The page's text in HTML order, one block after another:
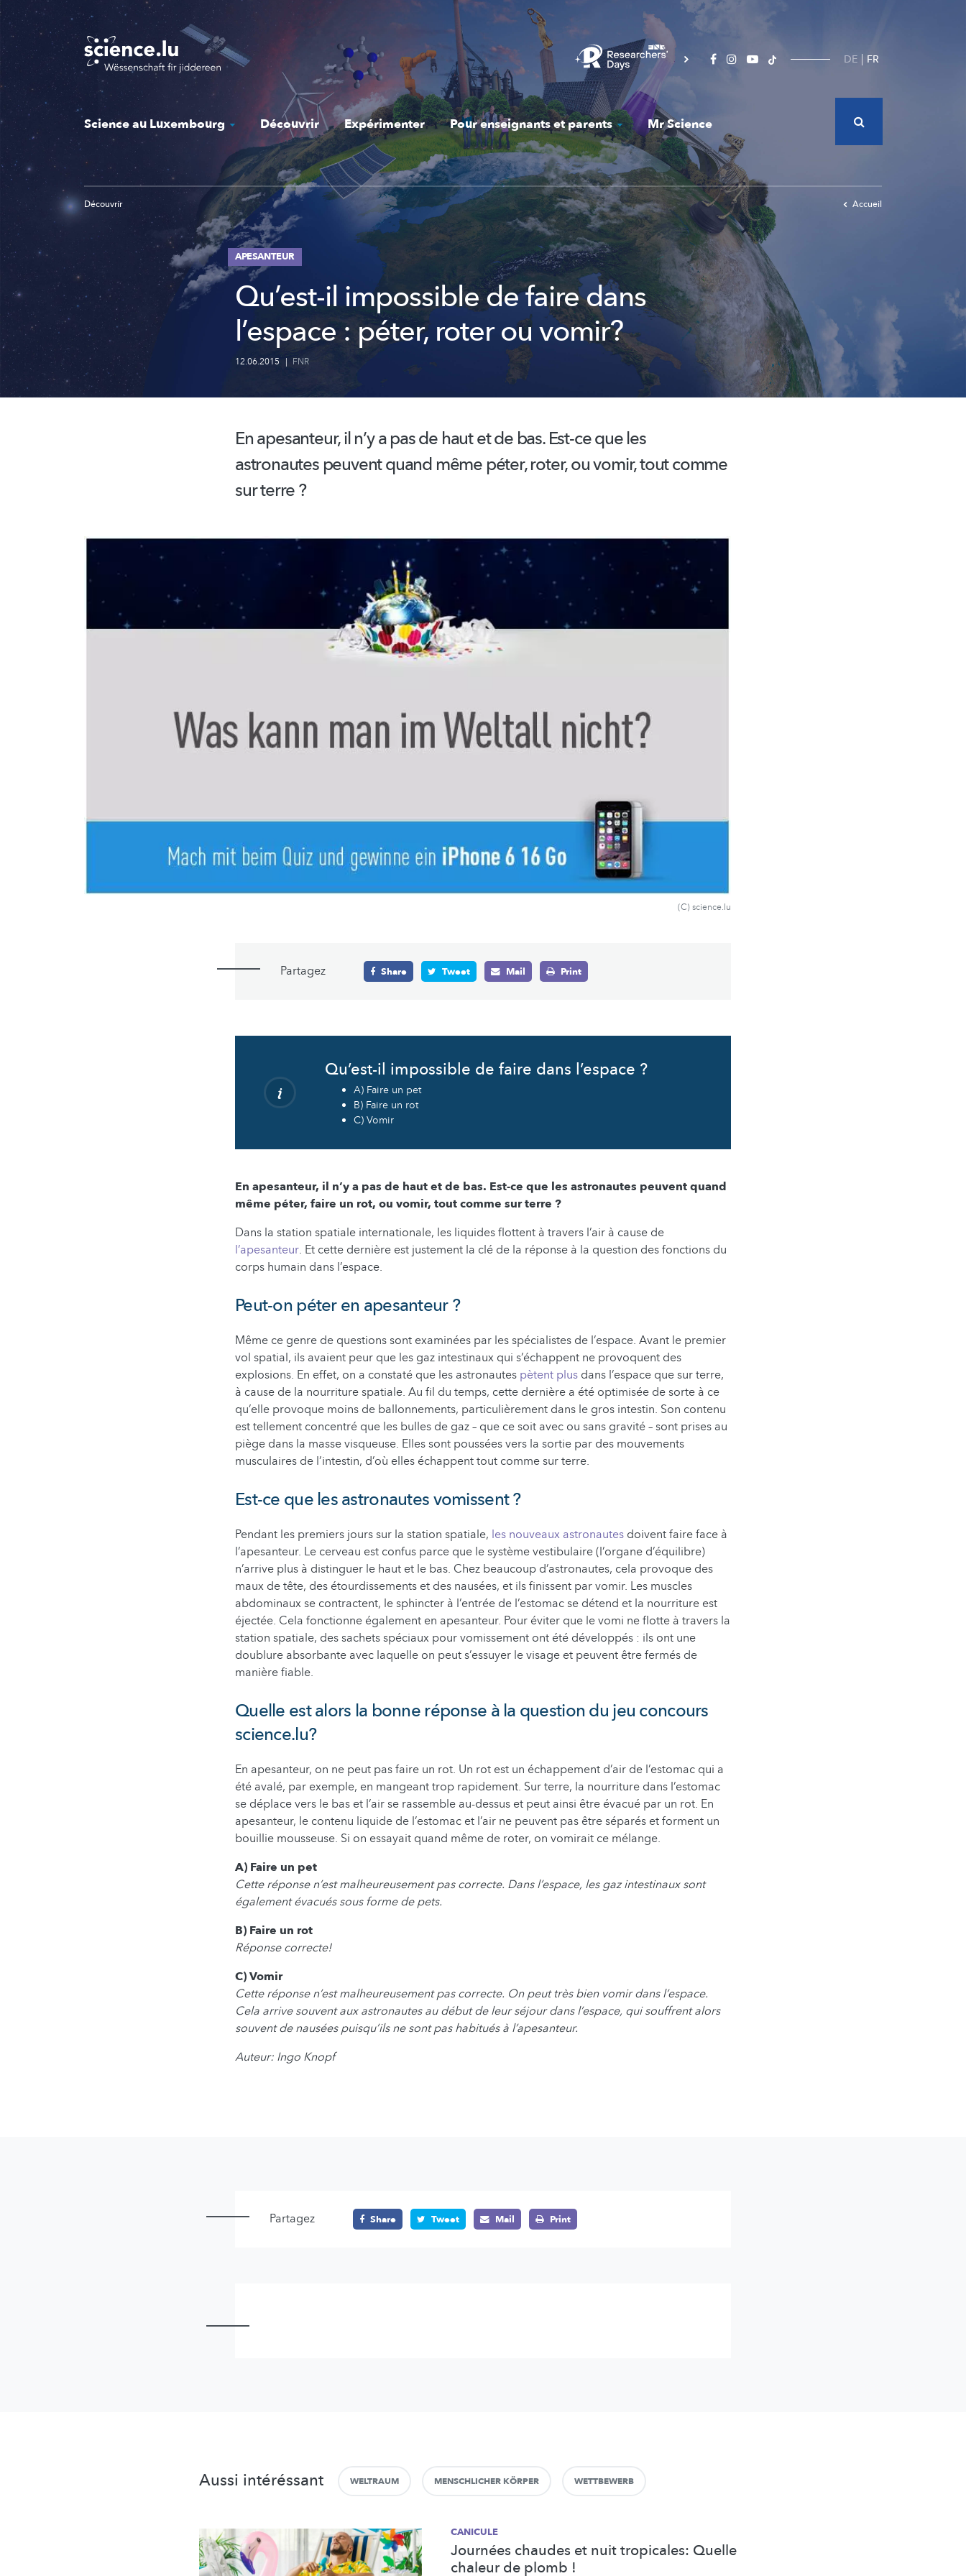
Skip
to
main
content
DE FR
Science au Luxembourg Découvrir Expérimenter Pour enseignants et parents Mr Science
Découvrir Accueil
APESANTEUR
Qu’est-il impossible de faire dans
l’espace : péter, roter ou vomir?
12.06.2015 | FNR
En apesanteur, il n’y a pas de haut et de bas. Est-ce que les
astronautes peuvent quand même péter, roter, ou vomir, tout comme
sur terre ?
(C) science.lu
Partagez Share Tweet Mail Print
Qu’est-il impossible de faire dans l’espace ?
A) Faire un pet
B) Faire un rot
C) Vomir
En apesanteur, il n’y a pas de haut et de bas. Est-ce que les astronautes peuvent quand
même péter, faire un rot, ou vomir, tout comme sur terre ?
Dans la station spatiale internationale, les liquides flottent à travers l’air à cause de
l’apesanteur. Et cette dernière est justement la clé de la réponse à la question des fonctions du
corps humain dans l’espace.
Peut-on péter en apesanteur ?
Même ce genre de questions sont examinées par les spécialistes de l’espace. Avant le premier
vol spatial, ils avaient peur que les gaz intestinaux qui s’échappent ne provoquent des
explosions. En effet, on a constaté que les astronautes pètent plus dans l’espace que sur terre,
à cause de la nourriture spatiale. Au fil du temps, cette dernière a été optimisée de sorte à ce
qu’elle provoque moins de ballonnements, particulièrement dans le gros intestin. Son contenu
est tellement concentré que les bulles de gaz – que ce soit avec ou sans gravité – sont prises au
piège dans la masse visqueuse. Elles sont poussées vers la sortie par des mouvements
musculaires de l’intestin, d’où elles échappent tout comme sur terre.
Est-ce que les astronautes vomissent ?
Pendant les premiers jours sur la station spatiale, les nouveaux astronautes doivent faire face à
l’apesanteur. Le cerveau est confus parce que le système vestibulaire (l’organe d’équilibre)
n’arrive plus à distinguer le haut et le bas. Chez beaucoup d’astronautes, cela provoque des
maux de tête, des étourdissements et des nausées, et ils finissent par vomir. Les muscles
abdominaux se contractent, le sphincter à l’entrée de l’estomac se détend et la nourriture est
éjectée. Cela fonctionne également en apesanteur. Pour éviter que le vomi ne flotte à travers la
station spatiale, des sachets spéciaux pour vomissement ont été développés : ils ont une
doublure absorbante avec laquelle on peut s’essuyer le visage et peuvent être fermés de
manière fiable.
Quelle est alors la bonne réponse à la question du jeu concours
science.lu?
En apesanteur, on ne peut pas faire un rot. Un rot est un échappement d’air de l’estomac qui a
été avalé, par exemple, en mangeant trop rapidement. Sur terre, la nourriture dans l’estomac
se déplace vers le bas et l’air se rassemble au-dessus et peut ainsi être évacué par un rot. En
apesanteur, le contenu liquide de l’estomac et l’air ne peuvent pas être séparés et forment un
bouillie mousseuse. Si on essayait quand même de roter, on vomirait ce mélange.
A) Faire un pet
Cette réponse n’est malheureusement pas correcte. Dans l’espace, les gaz intestinaux sont
également évacués sous forme de pets.
B) Faire un rot
Réponse correcte!
C) Vomir
Cette réponse n’est malheureusement pas correcte. On peut très bien vomir dans l’espace.
Cela arrive souvent aux astronautes au début de leur séjour dans l’espace, qui souffrent alors
souvent de nausées puisqu’ils ne sont pas habitués à l’apesanteur.
Auteur: Ingo Knopf
Partagez Share Tweet Mail Print
Aussi intéréssant WELTRAUM MENSCHLICHER KÖRPER WETTBEWERB
CANICULE
Journées chaudes et nuit tropicales: Quelle
chaleur de plomb !